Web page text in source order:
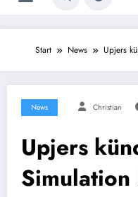
Start News Upjers
News Christian
Upjers
Simulation